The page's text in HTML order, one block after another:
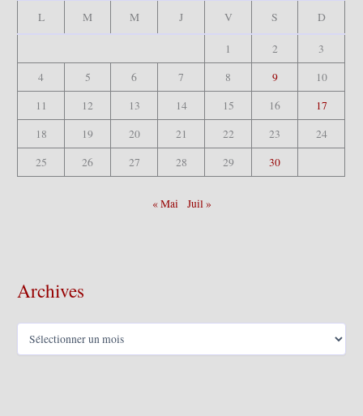
L M M J V S D
1 2
3
4
5 6 7 8 9
10
11
12 13 14 15 16
17
18
19 20 21 22 23
24
25
26 27 28 29 30
« Mai Juil »
Archives
A